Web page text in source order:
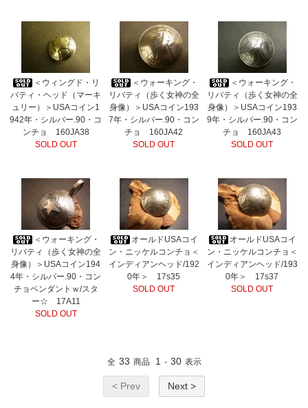
＜ウィングド・リ
バティ・ヘッド（マーキ
ュリー）＞USAコイン1
942年・シルバー.90・コ
ンチョ 160JA38
SOLD OUT
＜ウォーキング・
リバティ（歩く女神の全
身像）＞USAコイン193
7年・シルバー.90・コン
チョ 160JA42
SOLD OUT
＜ウォーキング・
リバティ（歩く女神の全
身像）＞USAコイン193
9年・シルバー.90・コン
チョ 160JA43
SOLD OUT
＜ウォーキング・
リバティ（歩く女神の全
身像）＞USAコイン194
4年・シルバー.90・コン
チョペンダントｗ/スタ
ー☆ 17A11
SOLD OUT
オールドUSAコイ
ン・ニッケルコンチョ＜
インディアンヘッド/192
0年＞ 17s35
SOLD OUT
オールドUSAコイ
ン・ニッケルコンチョ＜
インディアンヘッド/193
0年＞ 17s37
SOLD OUT
全 33 商品 1 - 30 表示
< Prev Next >